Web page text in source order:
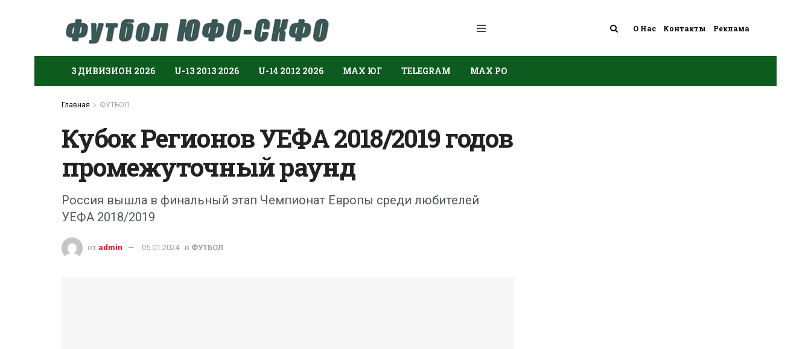
О Нас Контакты Реклама
3 ДИВИЗИОН 2026 U-13 2013 2026 U-14 2012 2026 МАХ ЮГ TELEGRAM МАХ РО
Главная ФУТБОЛ
Кубок Регионов УЕФА 2018/2019 годов
промежуточный раунд
Россия вышла в финальный этап Чемпионат Европы среди любителей
УЕФА 2018/2019
от admin 05.01.2024 в ФУТБОЛ